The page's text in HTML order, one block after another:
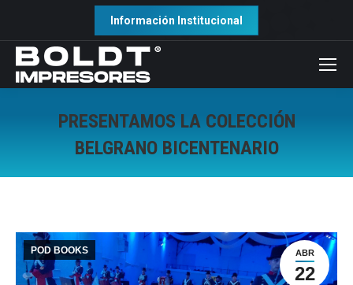
Información Institucional
PRESENTAMOS LA COLECCIÓN
BELGRANO BICENTENARIO
ABR
22
POD BOOKS